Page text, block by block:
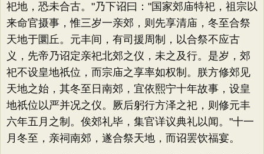
祀地，恐未合古。"乃下诏曰："国家郊庙特祀，祖宗以
来命官摄事，惟三岁一亲郊，则先享清庙，冬至合祭
天地于圜丘。元丰间，有司援周制，以合祭不应古
义，先帝乃诏定亲祀北郊之仪，未之及行。是岁，郊
祀不设皇地祇位，而宗庙之享率如权制。朕方修郊见
天地之始，其冬至日南郊，宜依熙宁十年故事，设皇
地祇位以严并况之仪。厥后躬行方泽之祀，则修元丰
六年五月之制。俟郊礼毕，集官详议典礼以闻。"十一
月冬至，亲祠南郊，遂合祭天地，而诏罢饮福宴。